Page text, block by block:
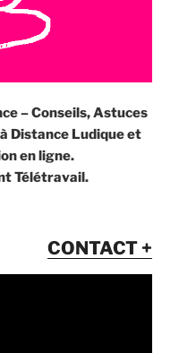
– Conseils, Astuces
Distance Ludique et
en ligne.
Télétravail.
CONTACT +